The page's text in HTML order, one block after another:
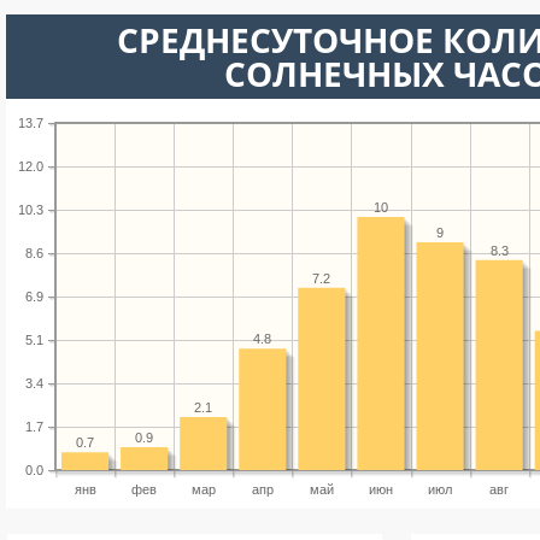
СРЕДНЕСУТОЧНОЕ
СОЛНЕЧНЫХ
янв фев мар апр май июн июл авг
0.0
1.7
3.4
5.1
6.9
8.6
10.3
12.0
13.7
8.3
9
10
7.2
4.8
2.1
0.9
0.7